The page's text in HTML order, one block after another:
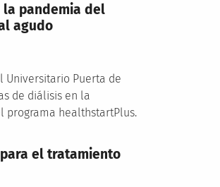
la pandemia del
agudo
Universitario Puerta de
de diálisis en la
programa healthstartPlus.
el tratamiento